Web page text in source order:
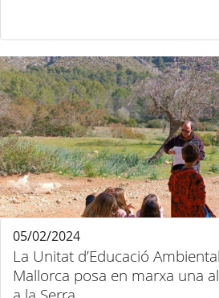
La Unitat d’Educació
Mallorca posa en marxa una
05/02/2024